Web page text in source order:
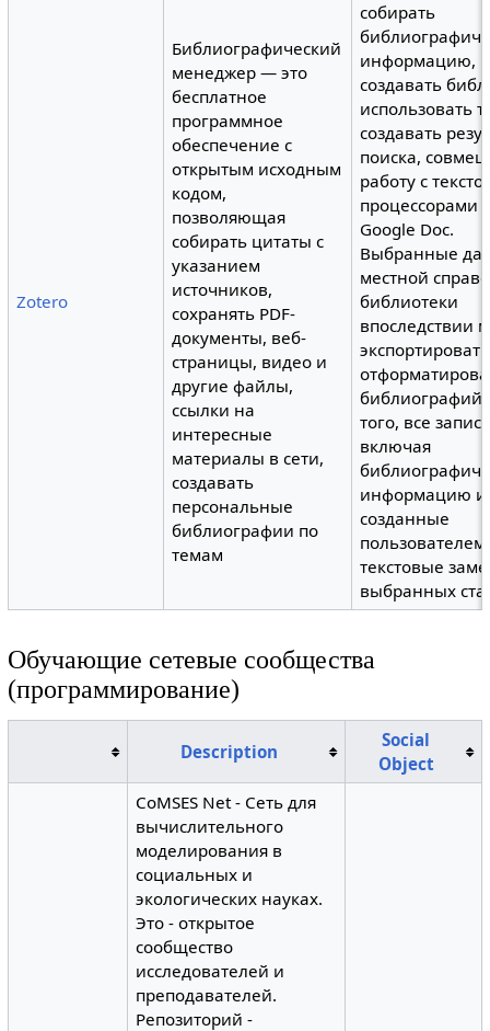
Zotero
Библиографический
менеджер — это
бесплатное
программное
обеспечение с
открытым исходным
кодом,
позволяющая
собирать цитаты с
указанием
источников,
сохранять PDF-
документы, веб-
страницы, видео и
другие файлы,
ссылки на
интересные
материалы в cети,
создавать
персональные
библиографии по
темам
собирать
информацию,
создавать
использовать
создавать
поиска,
работу с
процессорами
Google Doc.
Выбранные
местной
библиотеки
впоследствии
того, все
включая
информацию и
созданные
пользователем
текстовые
выбранных
Обучающие сетевые сообщества
(программирование)
Description
Social
Object
CoMSES Net - Сеть для
вычислительного
моделирования в
социальных и
экологических науках.
Это - открытое
сообщество
исследователей и
преподавателей.
Репозиторий -